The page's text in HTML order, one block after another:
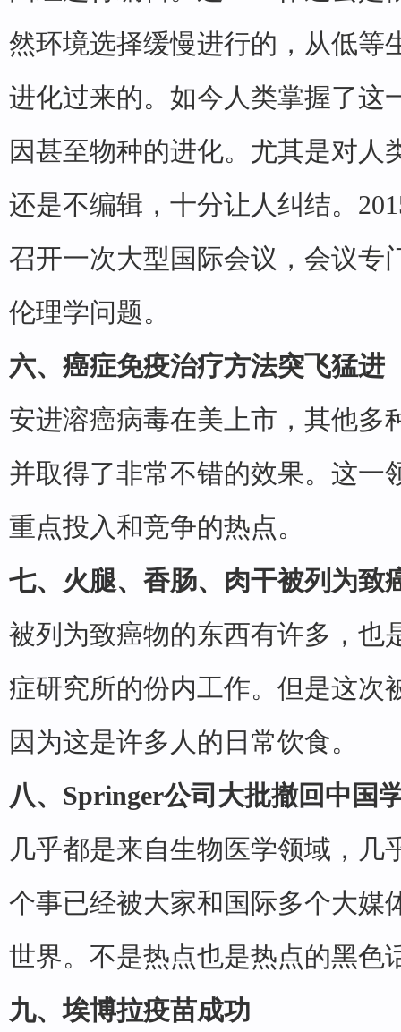
然环境选择缓慢进行的，从低等
进化过来的。如今人类掌握了这
因甚至物种的进化。尤其是对人
还是不编辑，十分让人纠结。
召开一次大型国际会议，会议专
伦理学问题。
六、癌症免疫治疗方法突飞猛进
安进溶癌病毒在美上市，其他多
并取得了非常不错的效果。这一
重点投入和竞争的热点。
七、火腿、香肠、肉干被列为致
被列为致癌物的东西有许多，也
症研究所的份内工作。但是这次
因为这是许多人的日常饮食。
八、Springer公司大批撤回中国
几乎都是来自生物医学领域，几
个事已经被大家和国际多个大媒
世界。不是热点也是热点的黑色
九、埃博拉疫苗成功